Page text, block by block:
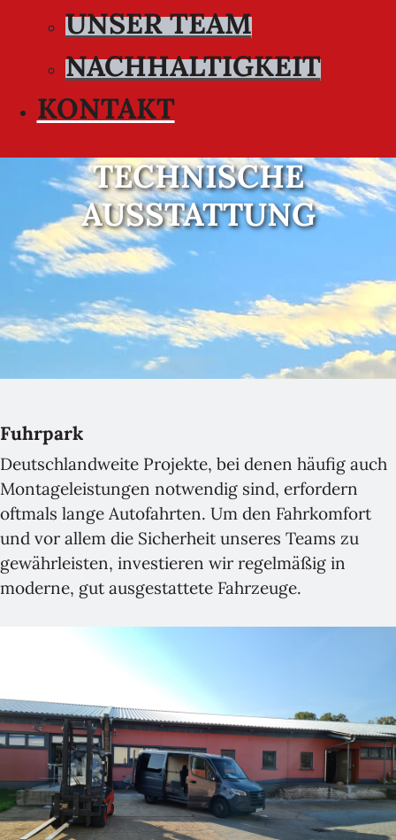
UNSER TEAM
NACHHALTIGKEIT
KONTAKT
TECHNISCHE
AUSSTATTUNG
Fuhrpark
Deutschlandweite Projekte, bei denen häufig auch
Montageleistungen notwendig sind, erfordern
oftmals lange Autofahrten. Um den Fahrkomfort
und vor allem die Sicherheit unseres Teams zu
gewährleisten, investieren wir regelmäßig in
moderne, gut ausgestattete Fahrzeuge.